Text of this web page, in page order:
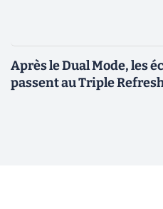
Après le Dual Mode, les
passent au Triple